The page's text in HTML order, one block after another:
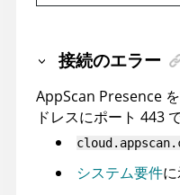
接続のエラー
AppScan Presence
ドレスにポート 443
システム要件